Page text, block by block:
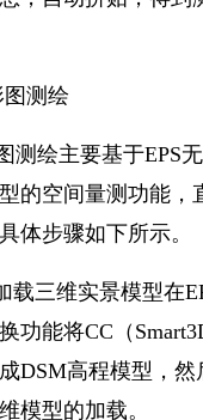
测绘
测绘主要基于EPS
的空间量测功能，
体步骤如下所示。
载三维实景模型在
功能将CC （
DSM高程模型，然
模型的加载。